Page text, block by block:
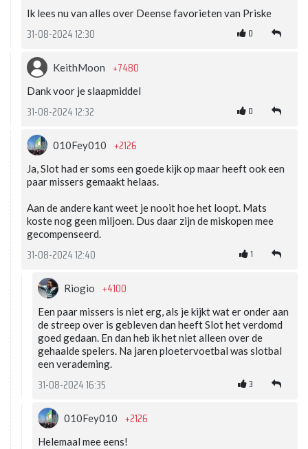
Ik lees nu van alles over Deense favorieten van Priske
31-08-2024 12:30 0
KeithMoon +7480
Dank voor je slaapmiddel
31-08-2024 12:32 0
010Fey010 +2126
Ja, Slot had er soms een goede kijk op maar heeft ook een
paar missers gemaakt helaas.
Aan de andere kant weet je nooit hoe het loopt. Mats
koste nog geen miljoen. Dus daar zijn de miskopen mee
gecompenseerd.
31-08-2024 12:40 1
Riogio +4100
Een paar missers is niet erg, als je kijkt wat er onder aan
de streep over is gebleven dan heeft Slot het verdomd
goed gedaan. En dan heb ik het niet alleen over de
gehaalde spelers. Na jaren ploetervoetbal was slotbal
een verademing.
31-08-2024 16:35 3
010Fey010 +2126
Helemaal mee eens!